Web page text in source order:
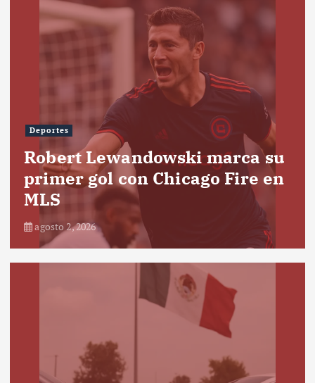
Deportes
Robert Lewandowski marca su
primer gol con Chicago Fire en
MLS
agosto 2, 2026